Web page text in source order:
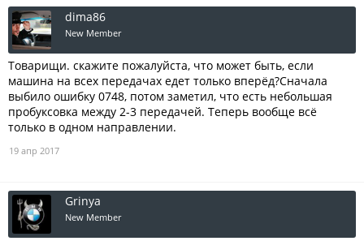
dima86
New Member
Товарищи. скажите пожалуйста, что может быть, если
машина на всех передачах едет только вперёд?Сначала
выбило ошибку 0748, потом заметил, что есть небольшая
пробуксовка между 2-3 передачей. Теперь вообще всё
только в одном направлении.
19 апр 2017
Grinya
New Member